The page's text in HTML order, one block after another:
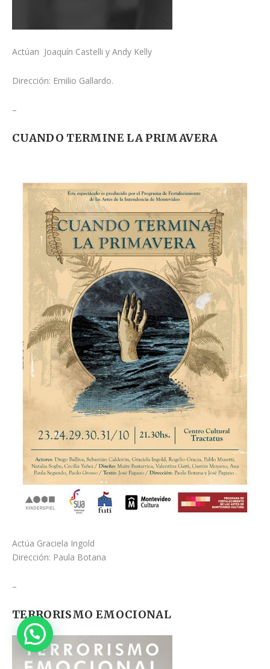
Actúan Joaquín Castelli y Andy Kelly
Dirección: Emilio Gallardo.
–
CUANDO TERMINE LA PRIMAVERA
Actúa Graciela Ingold
Dirección: Paula Botana
–
TERRORISMO EMOCIONAL